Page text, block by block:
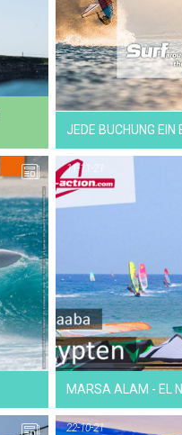
31-
JEDE BUCHUNG EIN
22-
MARSA ALAM - EL
11-11-21
22-10-21